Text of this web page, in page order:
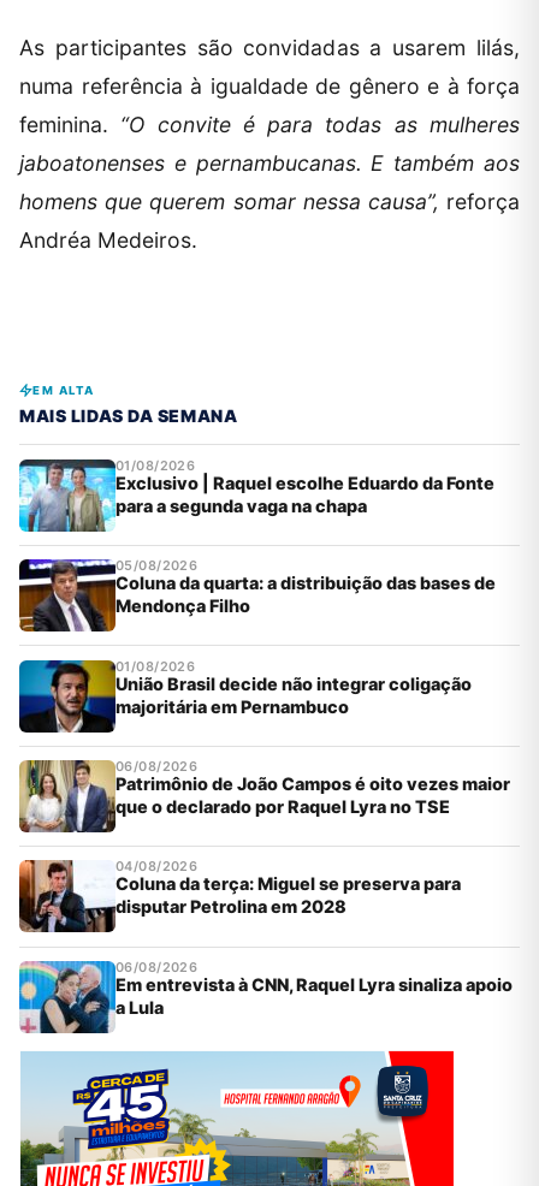
As participantes são convidadas a usarem lilás,
numa referência à igualdade de gênero e à força
feminina. “O convite é para todas as mulheres
jaboatonenses e pernambucanas. E também aos
homens que querem somar nessa causa”, reforça
Andréa Medeiros.
EM ALTA
MAIS LIDAS DA SEMANA
01/08/2026
Exclusivo | Raquel escolhe Eduardo da Fonte
para a segunda vaga na chapa
05/08/2026
Coluna da quarta: a distribuição das bases de
Mendonça Filho
01/08/2026
União Brasil decide não integrar coligação
majoritária em Pernambuco
06/08/2026
Patrimônio de João Campos é oito vezes maior
que o declarado por Raquel Lyra no TSE
04/08/2026
Coluna da terça: Miguel se preserva para
disputar Petrolina em 2028
06/08/2026
Em entrevista à CNN, Raquel Lyra sinaliza apoio
a Lula